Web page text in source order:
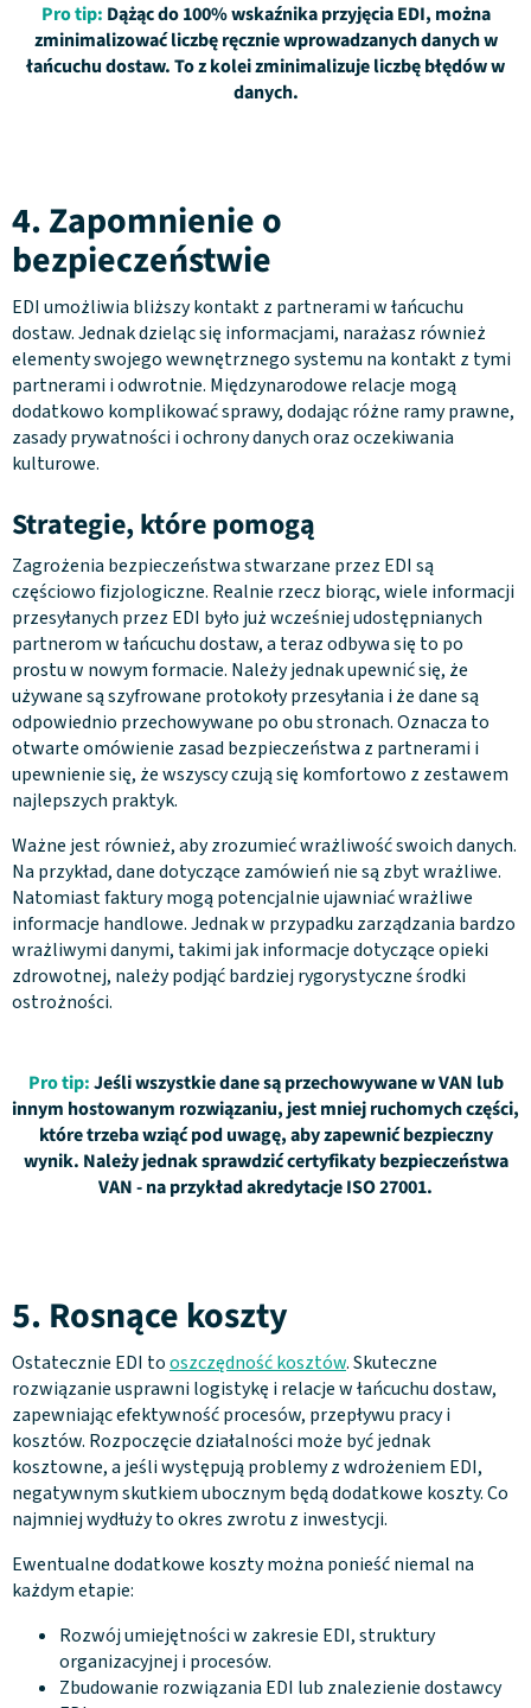
Pro tip: Dążąc do 100% wskaźnika przyjęcia EDI, można
zminimalizować liczbę ręcznie wprowadzanych danych w
łańcuchu dostaw. To z kolei zminimalizuje liczbę błędów w
danych.
4. Zapomnienie o
bezpieczeństwie
EDI umożliwia bliższy kontakt z partnerami w łańcuchu
dostaw. Jednak dzieląc się informacjami, narażasz również
elementy swojego wewnętrznego systemu na kontakt z tymi
partnerami i odwrotnie. Międzynarodowe relacje mogą
dodatkowo komplikować sprawy, dodając różne ramy prawne,
zasady prywatności i ochrony danych oraz oczekiwania
kulturowe.
Strategie, które pomogą
Zagrożenia bezpieczeństwa stwarzane przez EDI są
częściowo fizjologiczne. Realnie rzecz biorąc, wiele informacji
przesyłanych przez EDI było już wcześniej udostępnianych
partnerom w łańcuchu dostaw, a teraz odbywa się to po
prostu w nowym formacie. Należy jednak upewnić się, że
używane są szyfrowane protokoły przesyłania i że dane są
odpowiednio przechowywane po obu stronach. Oznacza to
otwarte omówienie zasad bezpieczeństwa z partnerami i
upewnienie się, że wszyscy czują się komfortowo z zestawem
najlepszych praktyk.
Ważne jest również, aby zrozumieć wrażliwość swoich danych.
Na przykład, dane dotyczące zamówień nie są zbyt wrażliwe.
Natomiast faktury mogą potencjalnie ujawniać wrażliwe
informacje handlowe. Jednak w przypadku zarządzania bardzo
wrażliwymi danymi, takimi jak informacje dotyczące opieki
zdrowotnej, należy podjąć bardziej rygorystyczne środki
ostrożności.
Pro tip:Jeśli wszystkie dane są przechowywane w VAN lub
innym hostowanym rozwiązaniu, jest mniej ruchomych części,
które trzeba wziąć pod uwagę, aby zapewnić bezpieczny
wynik. Należy jednak sprawdzić certyfikaty bezpieczeństwa
VAN - na przykład akredytacje ISO 27001.
5. Rosnące koszty
Ostatecznie EDI tooszczędność kosztów. Skuteczne
rozwiązanie usprawni logistykę i relacje w łańcuchu dostaw,
zapewniając efektywność procesów, przepływu pracy i
kosztów. Rozpoczęcie działalności może być jednak
kosztowne, a jeśli występują problemy z wdrożeniem EDI,
negatywnym skutkiem ubocznym będą dodatkowe koszty. Co
najmniej wydłuży to okres zwrotu z inwestycji.
Ewentualne dodatkowe koszty można ponieść niemal na
każdym etapie:
Rozwój umiejętności w zakresie EDI, struktury
organizacyjnej i procesów.
Zbudowanie rozwiązania EDI lub znalezienie dostawcy